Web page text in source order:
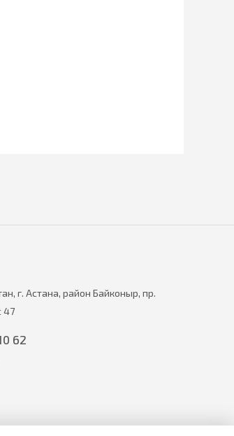
г. Астана, район Байконыр, пр.
47
62